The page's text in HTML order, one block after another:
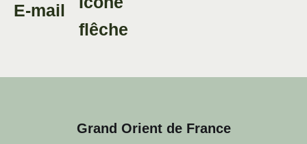
E-mail
Grand Orient de France